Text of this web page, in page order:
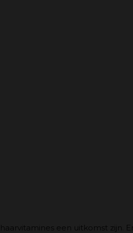
een uitkomst zijn. Er